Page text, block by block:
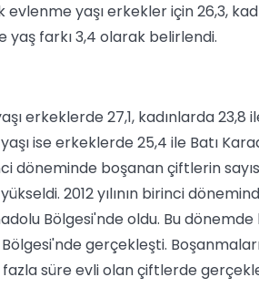
yaşı erkekler için 26,3,
yaş farkı 3,4 olarak belirlendi.
erkeklerde 27,1, kadınlarda 23,8
ise erkeklerde 25,4 ile Batı
döneminde boşanan çiftlerin
2012 yılının birinci
Bölgesi'nde oldu. Bu
gerçekleşti.
fazla süre evli olan çiftlerde